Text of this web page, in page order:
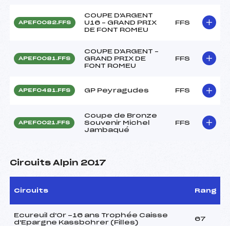
APEF0082.FFS
COUPE D'ARGENT
U16 – GRAND PRIX
DE FONT ROMEU
FFS
APEF0081.FFS
COUPE D'ARGENT –
GRAND PRIX DE
FONT ROMEU
FFS
APEF0481.FFS GP Peyragudes FFS
APEF0021.FFS
Coupe de Bronze
Souvenir Michel
Jambaqué
FFS
Circuits Alpin 2017
Circuits Rang
Ecureuil d'Or -16 ans Trophée Caisse
d'Epargne Kassbohrer (Filles)
67